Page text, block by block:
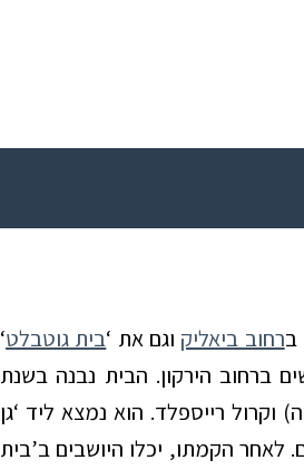
ברחוב ביאליק וגם את ‘בית גוטבלט‘
המרשים ברחוב הירקון. הבית נבנה בשנת
וקרול רייספלד. הוא נמצא ליד ‘גן
לאחר הקמתו, יכלו היושבים ב’בית